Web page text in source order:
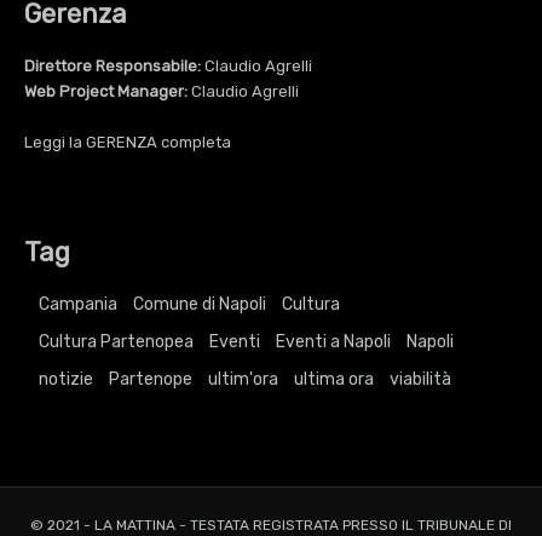
Gerenza
Direttore Responsabile: Claudio Agrelli
Web Project Manager: Claudio Agrelli
Leggi la GERENZA completa
Tag
Campania Comune di Napoli
Cultura
Cultura Partenopea
Eventi Eventi a Napoli
Napoli
notizie
Partenope ultim'ora ultima ora viabilità
© 2021 - LA MATTINA - TESTATA REGISTRATA PRESSO IL TRIBUNALE DI